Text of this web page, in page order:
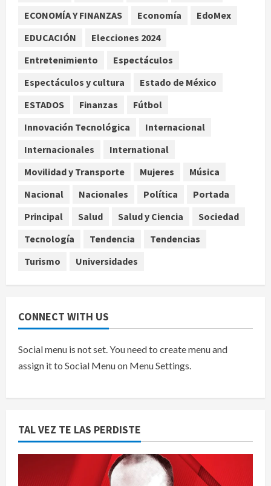
Turista muere ahogado en alberca
de hotel en Acapulco; familiares
personal capacitado
agosto 6, 2026
4
México gana arbitraje contra
más de 219 mdd por bonos de TV
Toluca golea a Seattle Sounders en
agosto 6, 2026
ECONOMÍA Y FINANZAS Economía
EdoMex
EDUCACIÓN
Elecciones 2024
Entretenimiento
Espectáculos
Espectáculos y cultura
Estado de México
ESTADOS
Finanzas
Fútbol
Innovación Tecnológica
Internacional
Internacionales
International
Movilidad y Transporte
Mujeres
Música
Nacional
Nacionales Política
Portada
Principal
Salud Salud y Ciencia
Sociedad
Tecnología
Tendencia
Tendencias
Turismo
Universidades
CONNECT WITH US
Social menu is not set. You need to create menu and
assign it to Social Menu on Menu Settings.
TAL VEZ TE LAS PERDISTE